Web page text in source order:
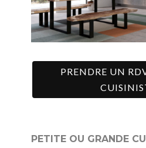
PRENDRE UN
PETITE OU GRANDE